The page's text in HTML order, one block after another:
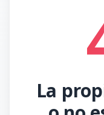
La